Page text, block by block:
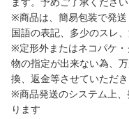
ます。予めご了承ください
※商品は、簡易包装で発
国語の表記、多少のスレ
※定形外またはネコパケ
物の指定が出来ない為、
換、返金等させていただ
※商品発送のシステム上
ります